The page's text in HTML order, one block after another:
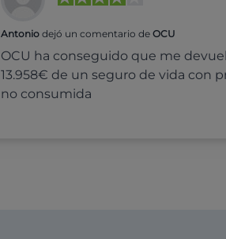
Antonio dejó un comentario deOCU
OCU ha conseguido que me
13.958€ de un seguro de vida con
no consumida